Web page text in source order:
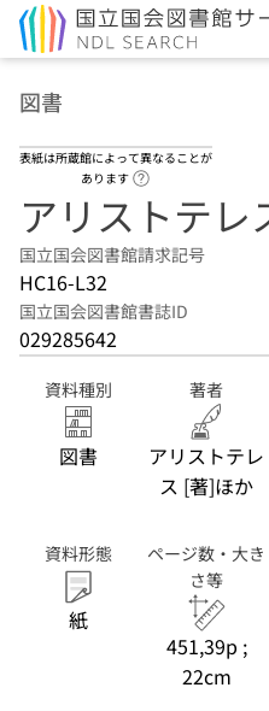
図書
表紙は所蔵館によって異なることが
あります
アリストテレ
国立国会図書館請求記号
HC16-L32
国立国会図書館書誌ID
029285642
資料種別
図書
著者
アリストテレ
ス [著]ほか
資料形態
紙
ページ数・大き
さ等
451,39p ;
22cm